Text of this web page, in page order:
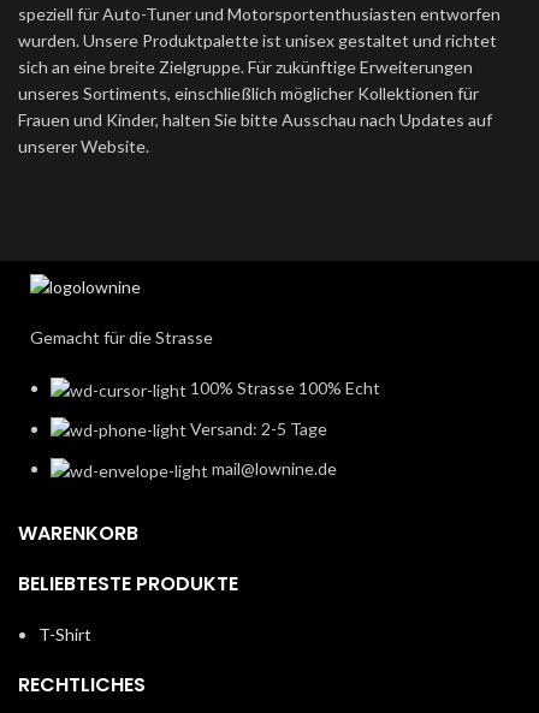
speziell für Auto-Tuner und Motorsportenthusiasten entworfen
wurden. Unsere Produktpalette ist unisex gestaltet und richtet
sich an eine breite Zielgruppe. Für zukünftige Erweiterungen
unseres Sortiments, einschließlich möglicher Kollektionen für
Frauen und Kinder, halten Sie bitte Ausschau nach Updates auf
unserer Website.
Gemacht für die Strasse
100% Strasse 100% Echt
Versand: 2-5 Tage
mail@lownine.de
WARENKORB
BELIEBTESTE PRODUKTE
T-Shirt
RECHTLICHES